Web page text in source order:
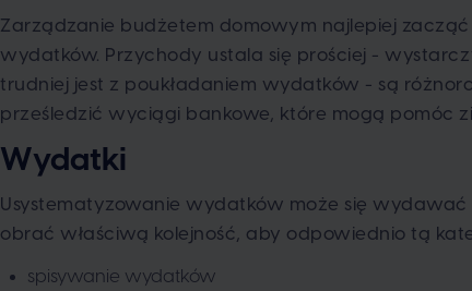
Zarządzanie budżetem domowym najlepiej
wydatków. Przychody ustala się prościej -
trudniej jest z poukładaniem wydatków - są
prześledzić wyciągi bankowe, które mogą pomóc
Wydatki
Usystematyzowanie wydatków może się
obrać właściwą kolejność, aby odpowiednio tą
spisywanie wydatków